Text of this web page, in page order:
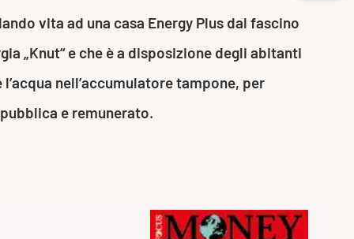
vita ad una casa Energy Plus dal fascino
„Knut“ e che è a disposizione degli abitanti
nell’accumulatore tampone, per
e remunerato.